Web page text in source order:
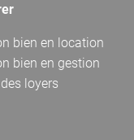
bien en location
bien en gestion
loyers